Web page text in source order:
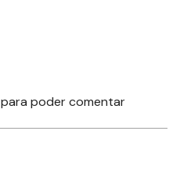
para poder comentar